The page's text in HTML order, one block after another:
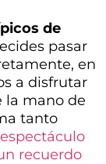
de
pasar
en
a disfrutar
la mano de
tanto
espectáculo
recuerdo